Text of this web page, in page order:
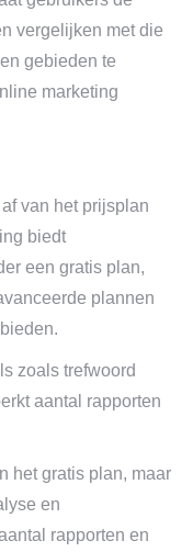
vergelijken met die
gebieden te
marketing
van het prijsplan
biedt
een gratis plan,
plannen
zoals trefwoord
aantal rapporten
het gratis plan, maar
en
rapporten en